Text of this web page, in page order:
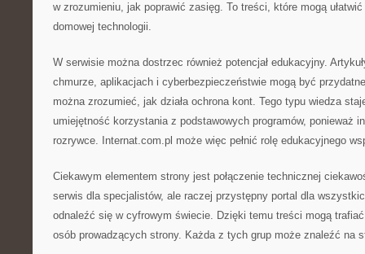
w zrozumieniu, jak poprawić zasięg. To treści, które mogą
domowej technologii.
W serwisie można dostrzec również potencjał edukacyjny.
chmurze, aplikacjach i cyberbezpieczeństwie mogą być
można zrozumieć, jak działa ochrona kont. Tego typu wiedza
umiejętność korzystania z podstawowych programów, ponieważ
rozrywce. Internat.com.pl może więc pełnić rolę edukacyjnego
Ciekawym elementem strony jest połączenie technicznej
serwis dla specjalistów, ale raczej przystępny portal dla
odnaleźć się w cyfrowym świecie. Dzięki temu treści mogą
osób prowadzących strony. Każda z tych grup może znaleźć na